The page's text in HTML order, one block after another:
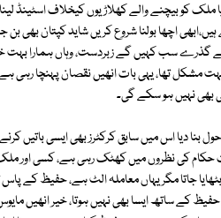
ملک کو بیچنے والے کھلاڑیوں کیخلاف اسٹینڈ
ہیں،ابھی اچھا بولنا شروع کریں شاید کپتان
گذرے سب کہیں گے زبردست، وہاں ہمارا بہت
بھی نہیں ہو سکے گی۔
بنا دیا اس میں سابق کرکٹرز بھی ایسی باتیں
حکام کی نظروں میں کھٹک رہی ہے، کسی اور
جاتا مگر یہاں معاملہ الٹ ہے، حفیظ کے
کے ساتھ ایسا بھی نہیں ہوتا، خیر انھیں